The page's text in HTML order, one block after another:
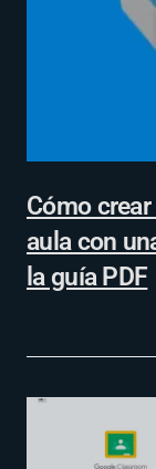
Cómo
aula con
la guía PDF